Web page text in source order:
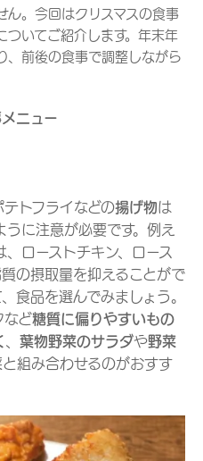
ん。今回はクリスマスの食事
ついてご紹介します。年末年
、前後の食事で調整しながら
ニュー
トフライなどの揚げ物は
に注意が必要です。例え
ローストチキン、ロース
の摂取量を抑えることがで
食品を選んでみましょう。
など糖質に偏りやすいもの
葉物野菜のサラダや野菜
と組み合わせるのがおすす